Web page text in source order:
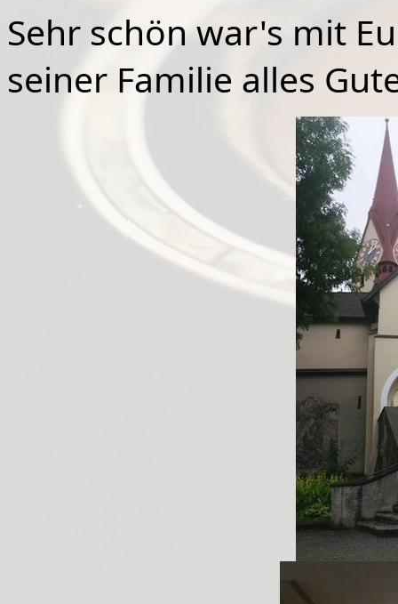
Sehr schön war's mit
seiner Familie alles